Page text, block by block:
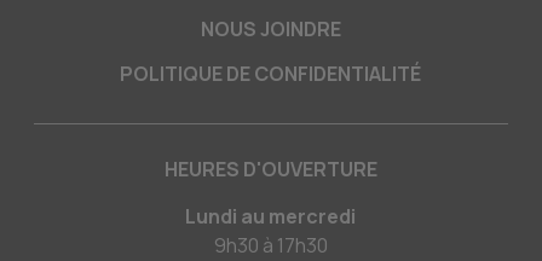
NOUS JOINDRE
POLITIQUE DE CONFIDENTIALITÉ
HEURES D'OUVERTURE
Lundi au mercredi
9h30 à 17h30